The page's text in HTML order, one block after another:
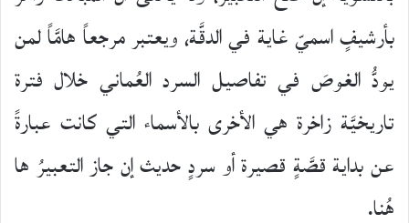
بأرشيفٍ اسميّ غاية في الدقَّة، ويعتبر مرجعاً هامَّاً لمن
يودُّ الغوصَ في تفاصيل السرد العُماني خلال فترة
تاريخيَّة زاخرة هي الأخرى بالأسماء التي كانت عبارةً
عن بداية قصَّةٍ قصيرة أو سردٍ حديث إن جاز التعبيرُ ها
هُنا.